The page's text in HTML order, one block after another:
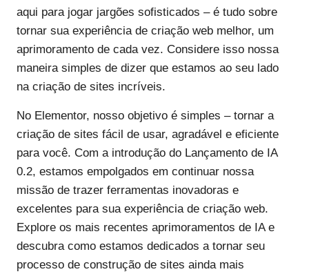
aqui para jogar jargões sofisticados – é tudo sobre
tornar sua experiência de criação web melhor, um
aprimoramento de cada vez. Considere isso nossa
maneira simples de dizer que estamos ao seu lado
na criação de sites incríveis.
No Elementor, nosso objetivo é simples – tornar a
criação de sites fácil de usar, agradável e eficiente
para você. Com a introdução do Lançamento de IA
0.2, estamos empolgados em continuar nossa
missão de trazer ferramentas inovadoras e
excelentes para sua experiência de criação web.
Explore os mais recentes aprimoramentos de IA e
descubra como estamos dedicados a tornar seu
processo de construção de sites ainda mais